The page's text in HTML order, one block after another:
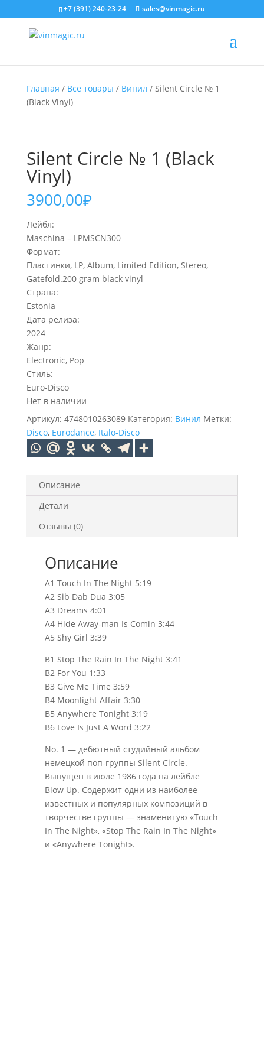
+7 (391) 240-23-24 sales@vinmagic.ru
Главная / Все товары / Винил / Silent Circle № 1
(Black Vinyl)
Silent Circle № 1 (Black
Vinyl)
3900,00₽
Лейбл:
Maschina – LPMSCN300
Формат:
Пластинки, LP, Album, Limited Edition, Stereo,
Gatefold.200 gram black vinyl
Страна:
Estonia
Дата релиза:
2024
Жанр:
Electronic, Pop
Стиль:
Euro-Disco
Нет в наличии
Артикул: 4748010263089 Категория: Винил Метки:
Disco, Eurodance, Italo-Disco
Описание
Детали
Отзывы (0)
Описание
A1 Touch In The Night 5:19
A2 Sib Dab Dua 3:05
A3 Dreams 4:01
A4 Hide Away-man Is Comin 3:44
A5 Shy Girl 3:39
B1 Stop The Rain In The Night 3:41
B2 For You 1:33
B3 Give Me Time 3:59
B4 Moonlight Affair 3:30
B5 Anywhere Tonight 3:19
B6 Love Is Just A Word 3:22
No. 1 — дебютный студийный альбом
немецкой поп-группы Silent Circle.
Выпущен в июле 1986 года на лейбле
Blow Up. Содержит одни из наиболее
известных и популярных композиций в
творчестве группы — знаменитую «Touch
In The Night», «Stop The Rain In The Night»
и «Anywhere Tonight».